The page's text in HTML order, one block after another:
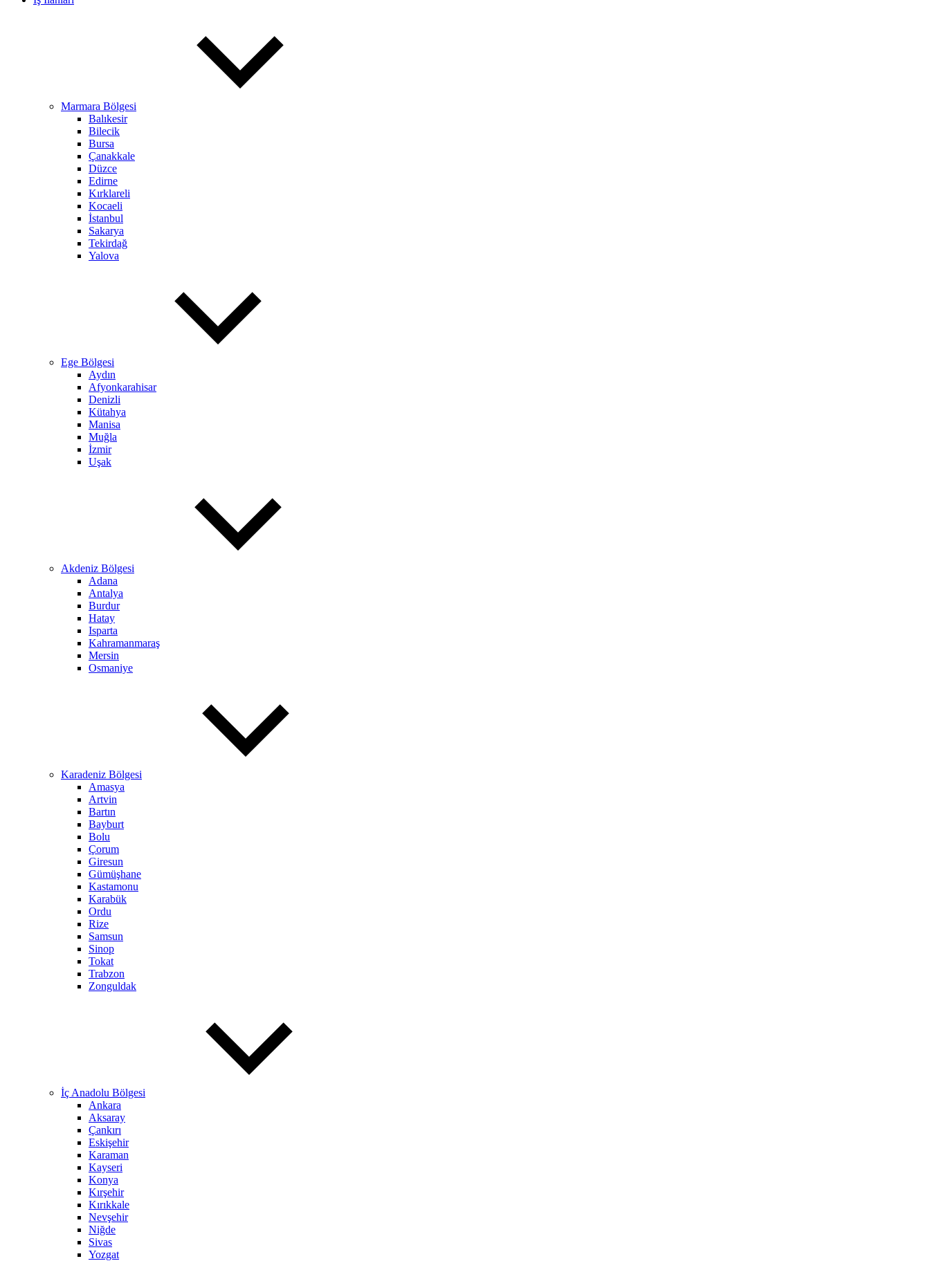
Marmara Bölgesi
Balıkesir
Bilecik
Bursa
Çanakkale
Düzce
Edirne
Kırklareli
Kocaeli
İstanbul
Sakarya
Tekirdağ
Yalova
Ege Bölgesi
Aydın
Afyonkarahisar
Denizli
Kütahya
Manisa
Muğla
İzmir
Uşak
Akdeniz Bölgesi
Adana
Antalya
Burdur
Hatay
Isparta
Kahramanmaraş
Mersin
Osmaniye
Karadeniz Bölgesi
Amasya
Artvin
Bartın
Bayburt
Bolu
Çorum
Giresun
Gümüşhane
Kastamonu
Karabük
Ordu
Rize
Samsun
Sinop
Tokat
Trabzon
Zonguldak
İç Anadolu Bölgesi
Ankara
Aksaray
Çankırı
Eskişehir
Karaman
Kayseri
Konya
Kırşehir
Kırıkkale
Nevşehir
Niğde
Sivas
Yozgat